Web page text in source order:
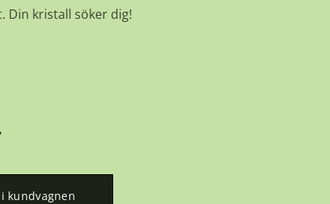
Din kristall söker dig!
i kundvagnen